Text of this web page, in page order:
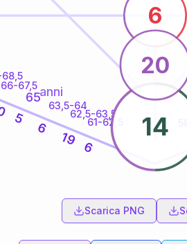
anni
61-62,5
62,5-63,5
63,5-64
66-67,5
68,5
6
19
6
5 14
6
20
65anni
Scarica PNG